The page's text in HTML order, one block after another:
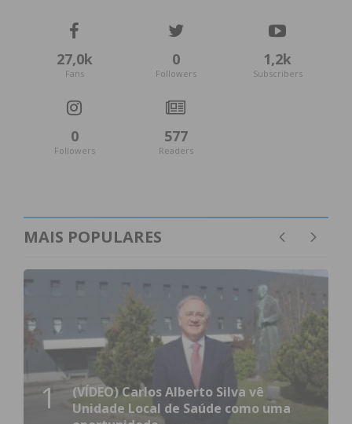
27,0k
Fans
0
Followers
1,2k
Subscribers
0
Followers
577
Readers
MAIS POPULARES
1
(VÍDEO) Carlos Alberto Silva vê
Unidade Local de Saúde como uma